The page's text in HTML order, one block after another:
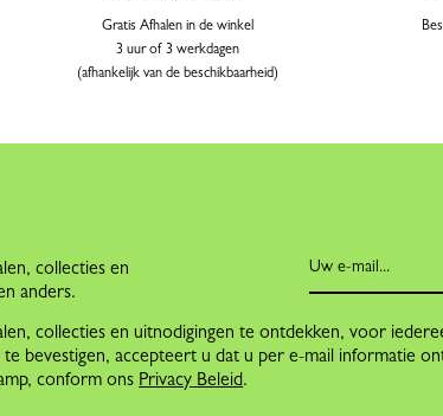
Gratis Afhalen in de winkel
3 uur of 3 werkdagen
(afhankelijk van de beschikbaarheid)
collecties en
anders.
collecties en uitnodigingen te ontdekken, voor
bevestigen, accepteert u dat u per e-mail informatie
conform ons Privacy Beleid.